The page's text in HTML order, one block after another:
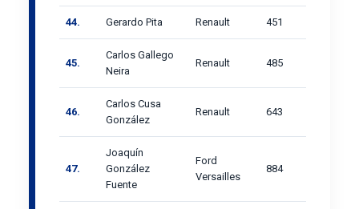
44. Gerardo Pita Renault 451
45.
Carlos Gallego
Neira
Renault 485
46.
Carlos Cusa
González
Renault 643
47.
Joaquín
González
Fuente
Ford
Versailles
884